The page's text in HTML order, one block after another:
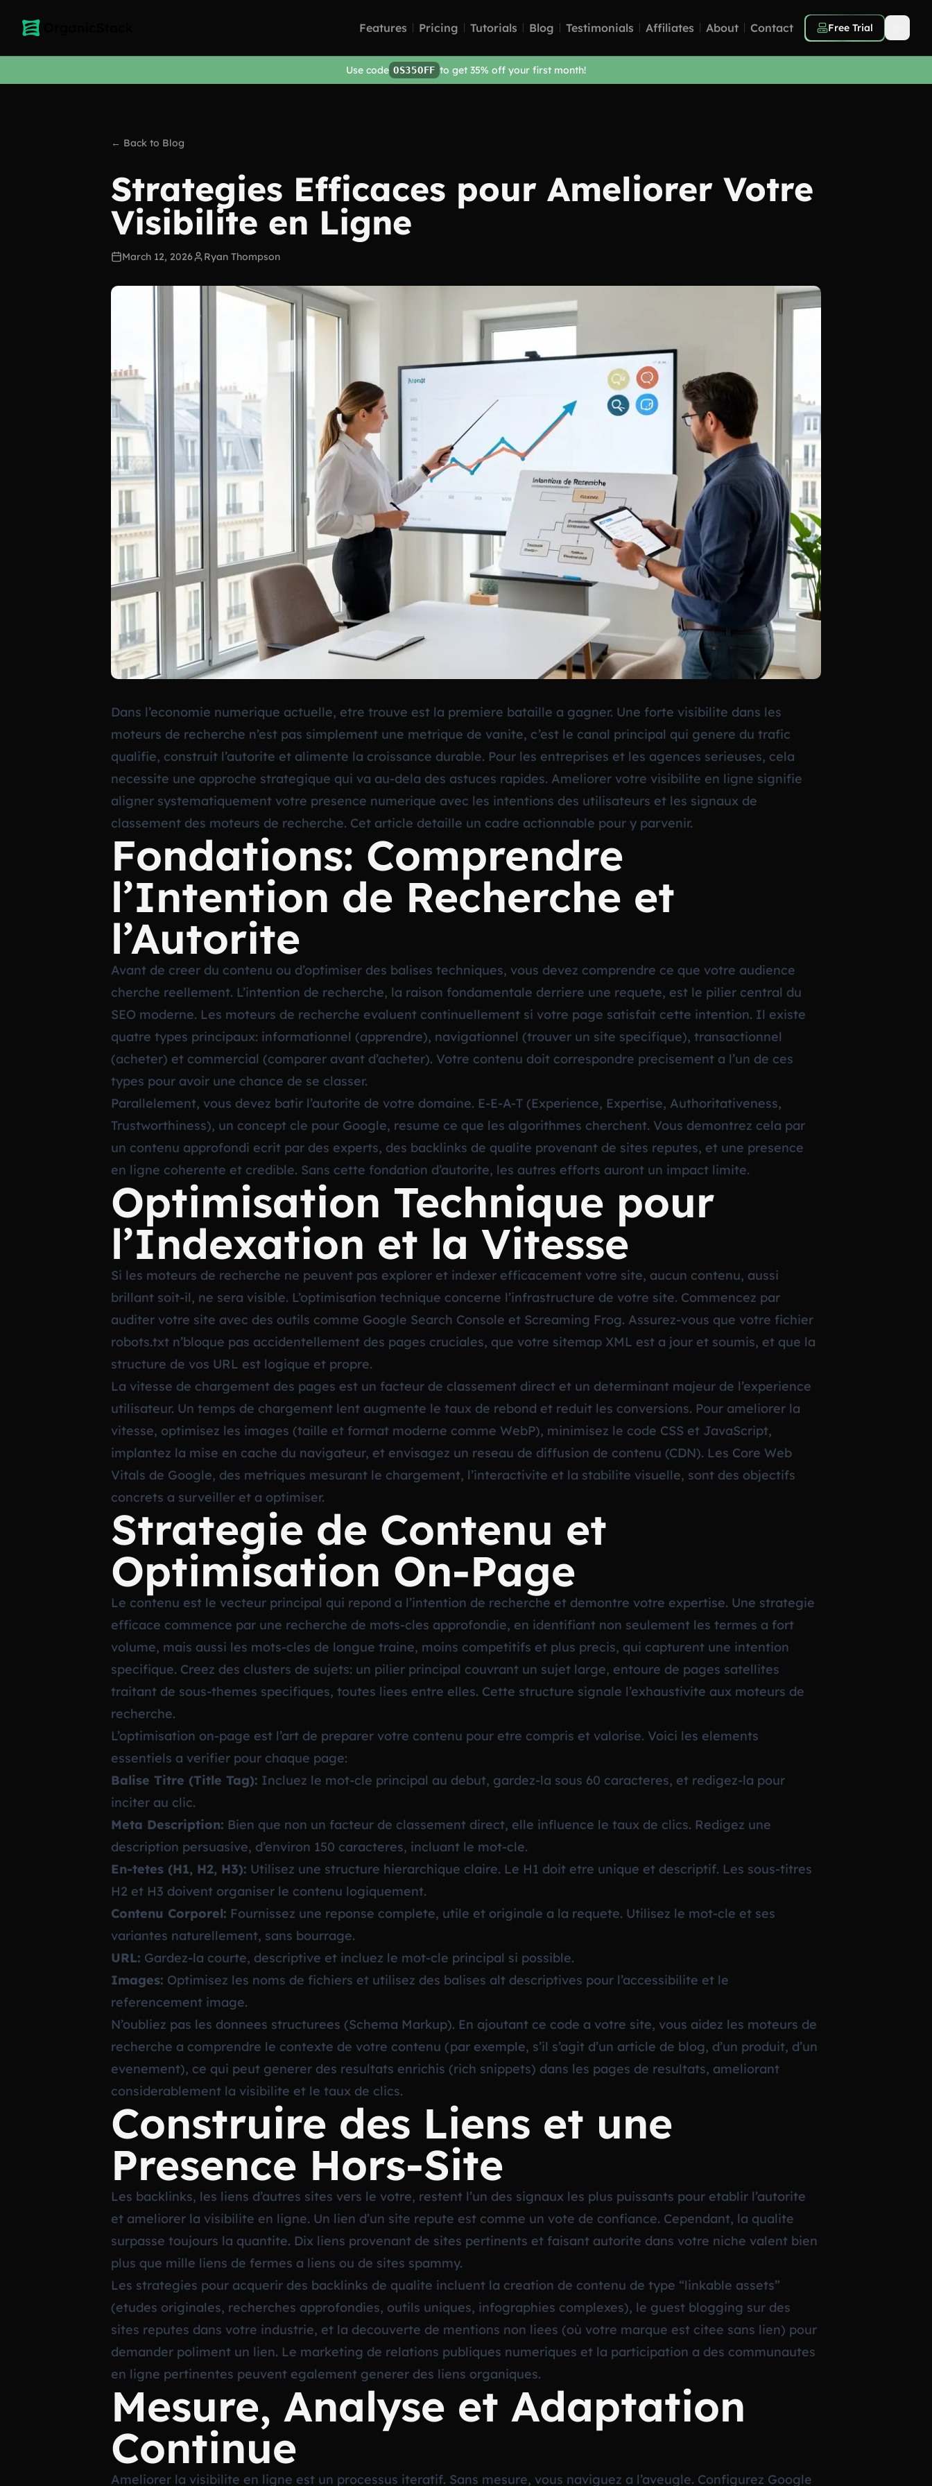
Features Pricing Tutorials Blog Testimonials Affiliates About Contact Free Trial
Use code OS35OFF to get 35% off your first month!
← Back to Blog
Strategies Efficaces pour Ameliorer Votre
Visibilite en Ligne
March 12, 2026 Ryan Thompson
Dans l’economie numerique actuelle, etre trouve est la premiere bataille a gagner. Une forte visibilite dans les
moteurs de recherche n’est pas simplement une metrique de vanite, c’est le canal principal qui genere du trafic
qualifie, construit l’autorite et alimente la croissance durable. Pour les entreprises et les agences serieuses, cela
necessite une approche strategique qui va au-dela des astuces rapides. Ameliorer votre visibilite en ligne signifie
aligner systematiquement votre presence numerique avec les intentions des utilisateurs et les signaux de
classement des moteurs de recherche. Cet article detaille un cadre actionnable pour y parvenir.
Fondations: Comprendre
l’Intention de Recherche et
l’Autorite
Avant de creer du contenu ou d’optimiser des balises techniques, vous devez comprendre ce que votre audience
cherche reellement. L’intention de recherche, la raison fondamentale derriere une requete, est le pilier central du
SEO moderne. Les moteurs de recherche evaluent continuellement si votre page satisfait cette intention. Il existe
quatre types principaux: informationnel (apprendre), navigationnel (trouver un site specifique), transactionnel
(acheter) et commercial (comparer avant d’acheter). Votre contenu doit correspondre precisement a l’un de ces
types pour avoir une chance de se classer.
Parallelement, vous devez batir l’autorite de votre domaine. E-E-A-T (Experience, Expertise, Authoritativeness,
Trustworthiness), un concept cle pour Google, resume ce que les algorithmes cherchent. Vous demontrez cela par
un contenu approfondi ecrit par des experts, des backlinks de qualite provenant de sites reputes, et une presence
en ligne coherente et credible. Sans cette fondation d’autorite, les autres efforts auront un impact limite.
Optimisation Technique pour
l’Indexation et la Vitesse
Si les moteurs de recherche ne peuvent pas explorer et indexer efficacement votre site, aucun contenu, aussi
brillant soit-il, ne sera visible. L’optimisation technique concerne l’infrastructure de votre site. Commencez par
auditer votre site avec des outils comme Google Search Console et Screaming Frog. Assurez-vous que votre fichier
robots.txt n’bloque pas accidentellement des pages cruciales, que votre sitemap XML est a jour et soumis, et que la
structure de vos URL est logique et propre.
La vitesse de chargement des pages est un facteur de classement direct et un determinant majeur de l’experience
utilisateur. Un temps de chargement lent augmente le taux de rebond et reduit les conversions. Pour ameliorer la
vitesse, optimisez les images (taille et format moderne comme WebP), minimisez le code CSS et JavaScript,
implantez la mise en cache du navigateur, et envisagez un reseau de diffusion de contenu (CDN). Les Core Web
Vitals de Google, des metriques mesurant le chargement, l’interactivite et la stabilite visuelle, sont des objectifs
concrets a surveiller et a optimiser.
Strategie de Contenu et
Optimisation On-Page
Le contenu est le vecteur principal qui repond a l’intention de recherche et demontre votre expertise. Une strategie
efficace commence par une recherche de mots-cles approfondie, en identifiant non seulement les termes a fort
volume, mais aussi les mots-cles de longue traine, moins competitifs et plus precis, qui capturent une intention
specifique. Creez des clusters de sujets: un pilier principal couvrant un sujet large, entoure de pages satellites
traitant de sous-themes specifiques, toutes liees entre elles. Cette structure signale l’exhaustivite aux moteurs de
recherche.
L’optimisation on-page est l’art de preparer votre contenu pour etre compris et valorise. Voici les elements
essentiels a verifier pour chaque page:
Balise Titre (Title Tag): Incluez le mot-cle principal au debut, gardez-la sous 60 caracteres, et redigez-la pour
inciter au clic.
Meta Description: Bien que non un facteur de classement direct, elle influence le taux de clics. Redigez une
description persuasive, d’environ 150 caracteres, incluant le mot-cle.
En-tetes (H1, H2, H3): Utilisez une structure hierarchique claire. Le H1 doit etre unique et descriptif. Les sous-titres
H2 et H3 doivent organiser le contenu logiquement.
Contenu Corporel: Fournissez une reponse complete, utile et originale a la requete. Utilisez le mot-cle et ses
variantes naturellement, sans bourrage.
URL: Gardez-la courte, descriptive et incluez le mot-cle principal si possible.
Images: Optimisez les noms de fichiers et utilisez des balises alt descriptives pour l’accessibilite et le
referencement image.
N’oubliez pas les donnees structurees (Schema Markup). En ajoutant ce code a votre site, vous aidez les moteurs de
recherche a comprendre le contexte de votre contenu (par exemple, s’il s’agit d’un article de blog, d’un produit, d’un
evenement), ce qui peut generer des resultats enrichis (rich snippets) dans les pages de resultats, ameliorant
considerablement la visibilite et le taux de clics.
Construire des Liens et une
Presence Hors-Site
Les backlinks, les liens d’autres sites vers le votre, restent l’un des signaux les plus puissants pour etablir l’autorite
et ameliorer la visibilite en ligne. Un lien d’un site repute est comme un vote de confiance. Cependant, la qualite
surpasse toujours la quantite. Dix liens provenant de sites pertinents et faisant autorite dans votre niche valent bien
plus que mille liens de fermes a liens ou de sites spammy.
Les strategies pour acquerir des backlinks de qualite incluent la creation de contenu de type “linkable assets”
(etudes originales, recherches approfondies, outils uniques, infographies complexes), le guest blogging sur des
sites reputes dans votre industrie, et la decouverte de mentions non liees (où votre marque est citee sans lien) pour
demander poliment un lien. Le marketing de relations publiques numeriques et la participation a des communautes
en ligne pertinentes peuvent egalement generer des liens organiques.
Mesure, Analyse et Adaptation
Continue
Ameliorer la visibilite en ligne est un processus iteratif. Sans mesure, vous naviguez a l’aveugle. Configurez Google